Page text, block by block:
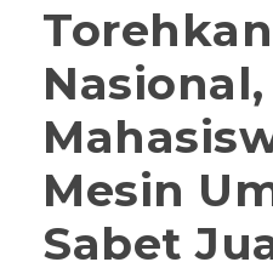
Nasional,
Mesin
Sabet